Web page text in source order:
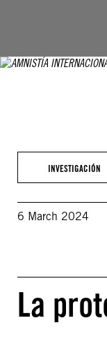
INVESTIGACIÓN
6 March 2024
La